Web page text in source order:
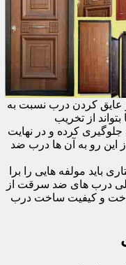
عایق کردن درب نسبت به
از تخریب
کرده و در نهایت
این رو به آن ها درب ضد
مولفه هایی را برا
کلی درب های ضد سرقت از
و کیفیت ساخت درب